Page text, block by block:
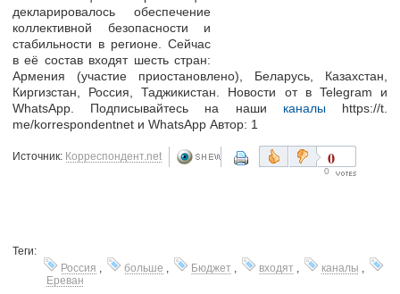
декларировалось обеспечение
коллективной безопасности и
стабильности в регионе. Сейчас
в её состав входят шесть стран:
Армения (участие приостановлено), Беларусь, Казахстан,
Киргизстан, Россия, Таджикистан. Новости от в Telegram и
WhatsApp. Подписывайтесь на наши каналыhttps://t.
me/korrespondentnet и WhatsApp Автор: 1
Источник: Корреспондент.net 0
0
Теги:
Россия
больше Бюджет входят каналы
Ереван